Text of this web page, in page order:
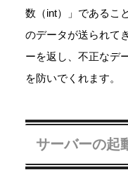
数（int）」であるこ
のデータが送られて
ーを返し、不正なデ
を防いでくれます。
サーバーの起